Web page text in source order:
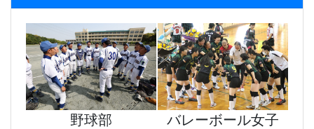
野球部 バレーボール女子